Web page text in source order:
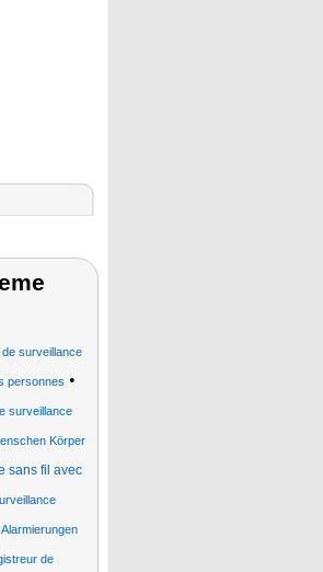
surveillance
personnes •
surveillance
Körper
sans fil avec
de